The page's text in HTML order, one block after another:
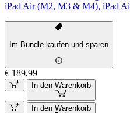
iPad Air (M2, M3 & M4), iPad
Im Bundle kaufen und sparen
€ 189,99
In den Warenkorb
In den Warenkorb